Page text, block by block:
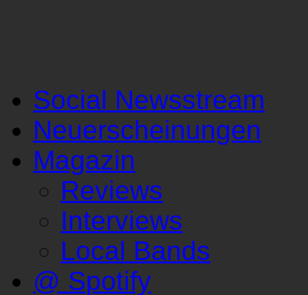
Social Newsstream
Neuerscheinungen
Magazin
Reviews
Interviews
Local Bands
@ Spotify